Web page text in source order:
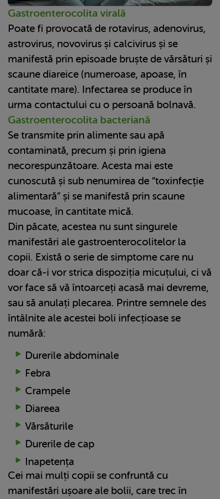
Gastroenterocolita virală
Poate fi provocată de rotavirus, adenovirus,
astrovirus, novovirus și calcivirus și se
manifestă prin episoade bruște de vărsături și
scaune diareice (numeroase, apoase, în
cantitate mare). Infectarea se produce în
urma contactului cu o persoană bolnavă.
Gastroenterocolita bacteriană
Se transmite prin alimente sau apă
contaminată, precum și prin igiena
necorespunzătoare. Acesta mai este
cunoscută și sub nenumirea de “toxinfecție
alimentară” și se manifestă prin scaune
mucoase, în cantitate mică.
Din păcate, acestea nu sunt singurele
manifestări ale gastroenterocolitelor la
copii. Există o serie de simptome care nu
doar că-i vor strica dispoziția micuțului, ci vă
vor face să vă întoarceți acasă mai devreme,
sau să anulați plecarea. Printre semnele des
întâlnite ale acestei boli infecțioase se
numără:
Durerile abdominale
Febra
Crampele
Diareea
Vărsăturile
Durerile de cap
Inapetența
Cei mai mulți copii se confruntă cu
manifestări ușoare ale bolii, care trec în